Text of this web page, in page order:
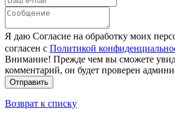
Я даю Согласие на обработку моих
согласен с Политикой
Внимание! Прежде чем вы сможете
комментарий, он будет проверен
Отправить
Возврат к списку